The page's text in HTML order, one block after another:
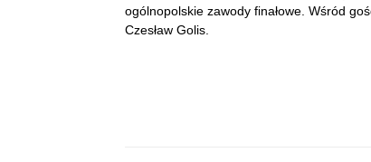
ogólnopolskie zawody finałowe. Wśród
Czesław Golis.